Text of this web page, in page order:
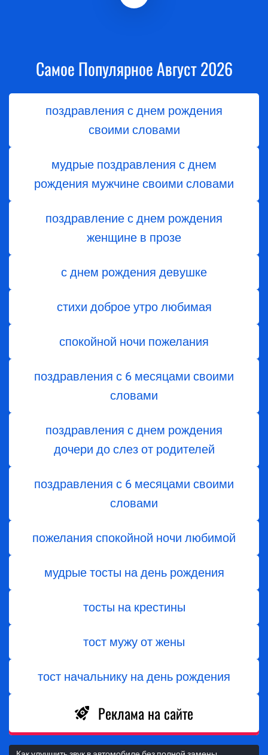
Самое Популярное Август 2026
поздравления с днем рождения
своими словами
мудрые поздравления с днем
рождения мужчине своими словами
поздравление с днем рождения
женщине в прозе
с днем рождения девушке
стихи доброе утро любимая
спокойной ночи пожелания
поздравления с 6 месяцами своими
словами
поздравления с днем ​​рождения
дочери до слез от родителей
поздравления с 6 месяцами своими
словами
пожелания спокойной ночи любимой
мудрые тосты на день рождения
тосты на крестины
тост мужу от жены
тост начальнику на день рождения
Реклама на сайте